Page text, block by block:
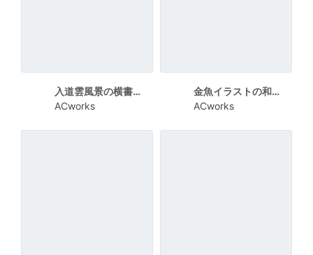
入道雲風景の横書き暑中見舞い
ACworks
金魚イラストの和風な暑中見舞い
ACworks